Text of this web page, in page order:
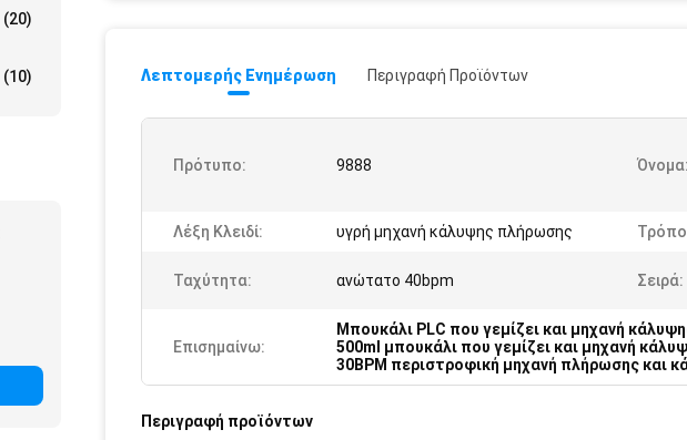
(20)
(10) Λεπτομερής Ενημέρωση Περιγραφή Προϊόντων
Πρότυπο: 9888 Όνομα:
Λέξη Κλειδί: υγρή μηχανή κάλυψης πλήρωσης
Ταχύτητα: ανώτατο 40bpm Σειρά:
Επισημαίνω:
Μπουκάλι PLC που γεμίζει και μηχανή
500ml μπουκάλι που γεμίζει και μηχανή
30BPM περιστροφική μηχανή πλήρωσης και
Περιγραφή προϊόντων